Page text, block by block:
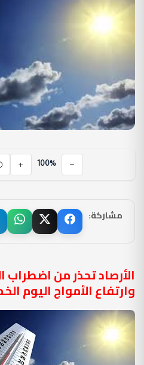
100%
مشاركة:
الأرصاد تحذر من اضطراب
وارتفاع الأمواج اليوم